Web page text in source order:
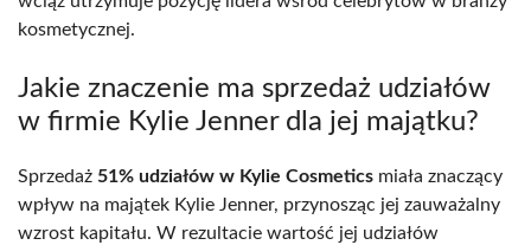
kosmetycznej.
Jakie znaczenie ma sprzedaż udziałów
w firmie Kylie Jenner dla jej majątku?
Sprzedaż 51% udziałów w Kylie Cosmetics miała znaczący
wpływ na majątek Kylie Jenner, przynosząc jej zauważalny
wzrost kapitału. W rezultacie wartość jej udziałów